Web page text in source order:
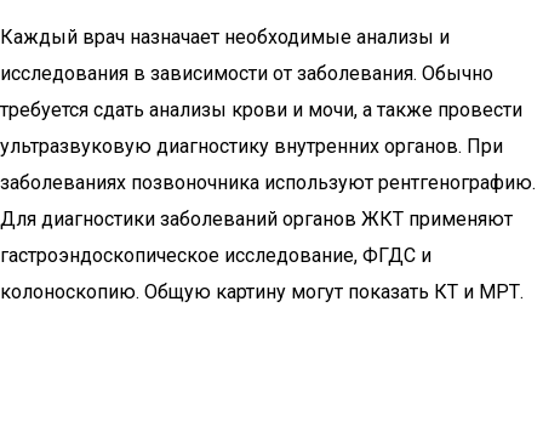
Каждый врач назначает необходимые анализы и
исследования в зависимости от заболевания. Обычно
требуется сдать анализы крови и мочи, а также провести
ультразвуковую диагностику внутренних органов. При
заболеваниях позвоночника используют рентгенографию.
Для диагностики заболеваний органов ЖКТ применяют
гастроэндоскопическое исследование, ФГДС и
колоноскопию. Общую картину могут показать КТ и МРТ.